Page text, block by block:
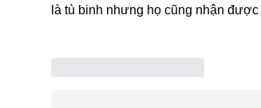
là tù binh nhưng họ cũng nhận